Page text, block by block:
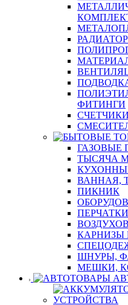
ФИТИНГИ
ГАЗОВЫЕ
ТЫСЯЧА
ВАННАЯ,
ПИКНИК
ПЕРЧАТКИ
ШНУРЫ,
МЕШКИ,